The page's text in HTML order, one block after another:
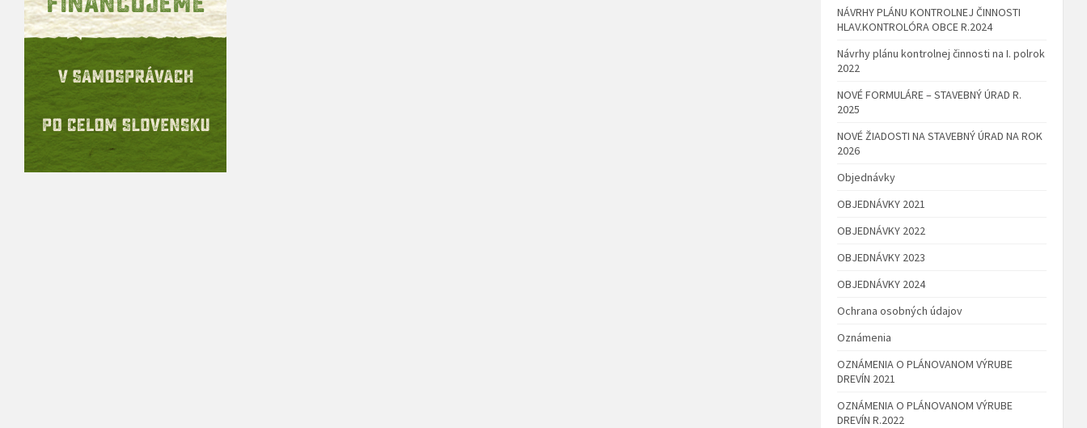
NÁVRHY PLÁNU KONTROLNEJ ČINNOSTI
HLAV.KONTROLÓRA OBCE R.2024
Návrhy plánu kontrolnej činnosti na I. polrok
2022
NOVÉ FORMULÁRE – STAVEBNÝ ÚRAD R.
2025
NOVÉ ŽIADOSTI NA STAVEBNÝ ÚRAD NA ROK
2026
Objednávky
OBJEDNÁVKY 2021
OBJEDNÁVKY 2022
OBJEDNÁVKY 2023
OBJEDNÁVKY 2024
Ochrana osobných údajov
Oznámenia
OZNÁMENIA O PLÁNOVANOM VÝRUBE
DREVÍN 2021
OZNÁMENIA O PLÁNOVANOM VÝRUBE
DREVÍN R.2022